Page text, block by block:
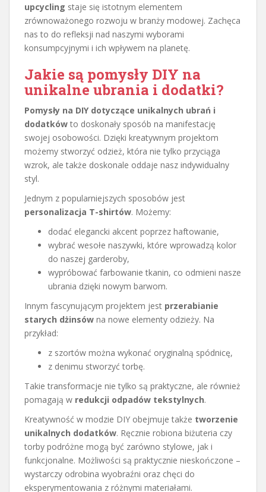
upcycling staje się istotnym elementem
zrównoważonego rozwoju w branży modowej. Zachęca
nas to do refleksji nad naszymi wyborami
konsumpcyjnymi i ich wpływem na planetę.
Jakie są pomysły DIY na
unikalne ubrania i dodatki?
Pomysły na DIY dotyczące unikalnych ubrań i
dodatków to doskonały sposób na manifestację
swojej osobowości. Dzięki kreatywnym projektom
możemy stworzyć odzież, która nie tylko przyciąga
wzrok, ale także doskonale oddaje nasz indywidualny
styl.
Jednym z popularniejszych sposobów jest
personalizacja T-shirtów. Możemy:
dodać elegancki akcent poprzez haftowanie,
wybrać wesołe naszywki, które wprowadzą kolor
do naszej garderoby,
wypróbować farbowanie tkanin, co odmieni nasze
ubrania dzięki nowym barwom.
Innym fascynującym projektem jest przerabianie
starych dżinsów na nowe elementy odzieży. Na
przykład:
z szortów można wykonać oryginalną spódnicę,
z denimu stworzyć torbę.
Takie transformacje nie tylko są praktyczne, ale również
pomagają w redukcji odpadów tekstylnych.
Kreatywność w modzie DIY obejmuje także tworzenie
unikalnych dodatków. Ręcznie robiona biżuteria czy
torby podróżne mogą być zarówno stylowe, jak i
funkcjonalne. Możliwości są praktycznie nieskończone –
wystarczy odrobina wyobraźni oraz chęci do
eksperymentowania z różnymi materiałami.